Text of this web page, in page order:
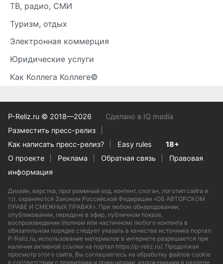
ТВ, радио, СМИ
Туризм, отдых
Электронная коммерция
Юридические услуги
Как Коллега Коллеге©
P-Reliz.ru © 2018—2026
Сделано в IQ media
Разместить пресс-релиз
Как написать пресс-релиз?
Easy rules
18+
О проекте
Реклама Обратная связь
Правовая
информация
Дизайн, верстка, программный код, контент, слоган, логотип сайта и
т.п. охраняются Законом Российской Федерации «ОБ АВТОРСКОМ
ПРАВЕ И СМЕЖНЫХ ПРАВАХ». При любом обнародовании,
опубликовании, передаче в эфир, публичном показе,
воспроизведении (полном или частичном) любого контента в
обязательном порядке следует указать в качестве источника портал
P-Reliz.ru, использование материалов в интернете разрешается при
наличии активной ссылки на портал https://p-reliz.ru/. Продолжая
просмотр этого сайта, Вы соглашаетесь на обработку файлов cookie
в соответствии с правилами и принципами, изложенными в разделе